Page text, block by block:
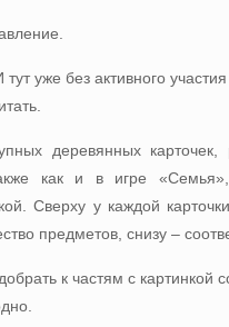
уже без активного
деревянных
как и в игре
Сверху у каждой
предметов, снизу –
к частям с картинкой